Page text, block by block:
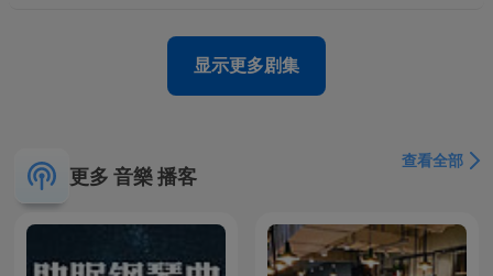
显示更多剧集
更多 音樂 播客
查看全部